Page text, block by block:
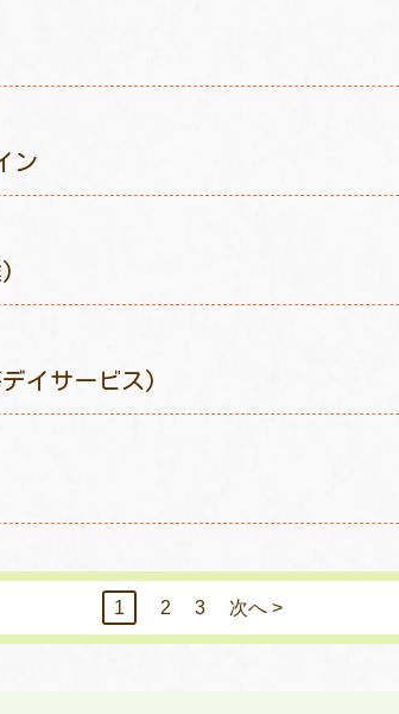
ン
イサービス)
1 2 3 次へ >